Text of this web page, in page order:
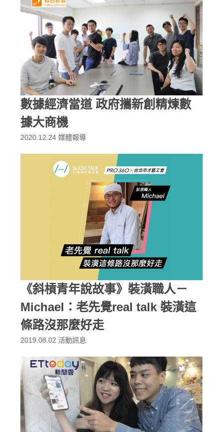
數據經濟當道 政府攜新創精煉數
據大商機
2020.12.24 媒體報導
《斜槓青年說故事》裝潢職人－
Michael：老先覺real talk 裝潢這
條路沒那麼好走
2019.08.02 活動訊息